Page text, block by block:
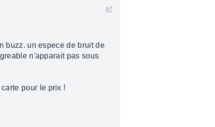
#7
buzz. un espece de bruit de
n'apparait pas sous
pour le prix !